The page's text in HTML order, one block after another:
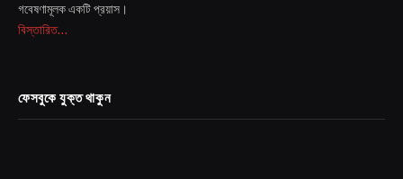
গবেষণামূলক একটি প্রয়াস।
বিস্তারিত...
ফেসবুকে যুক্ত থাকুন